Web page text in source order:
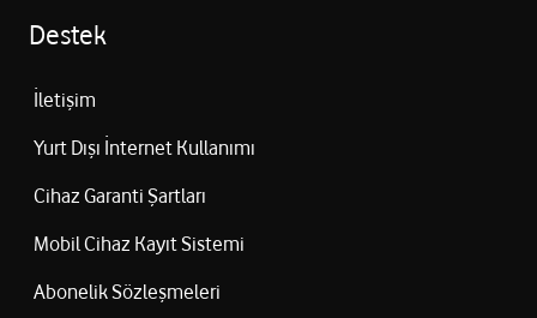
Destek
İletişim
Yurt Dışı İnternet Kullanımı
Cihaz Garanti Şartları
Mobil Cihaz Kayıt Sistemi
Abonelik Sözleşmeleri